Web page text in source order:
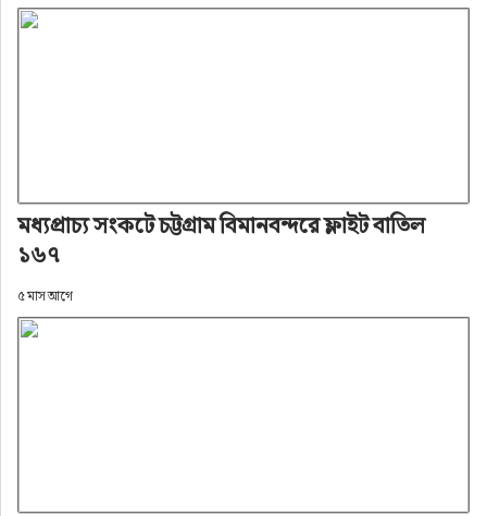
মধ্যপ্রাচ্য সংকটে চট্টগ্রাম বিমানবন্দরে ফ্লাইট বাতিল
১৬৭
৫ মাস আগে